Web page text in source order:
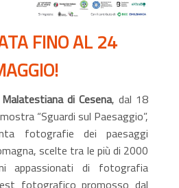
FINO AL 24
di Cesena, dal 18
“Sguardi sul Paesaggio”,
fotografie dei paesaggi
scelte tra le più di 2000
appassionati di fotografia
fotografico promosso dal